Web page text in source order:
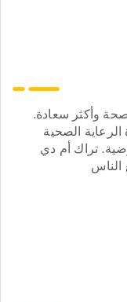
وأكثر سعادة.
الصحية
تراك أم دي
الناس